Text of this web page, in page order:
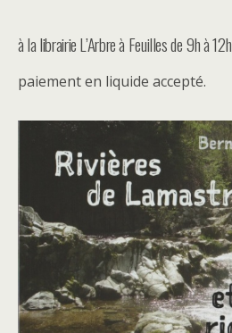
à la librairie L’Arbre à Feuilles de 9h à 12h
paiement en liquide accepté.